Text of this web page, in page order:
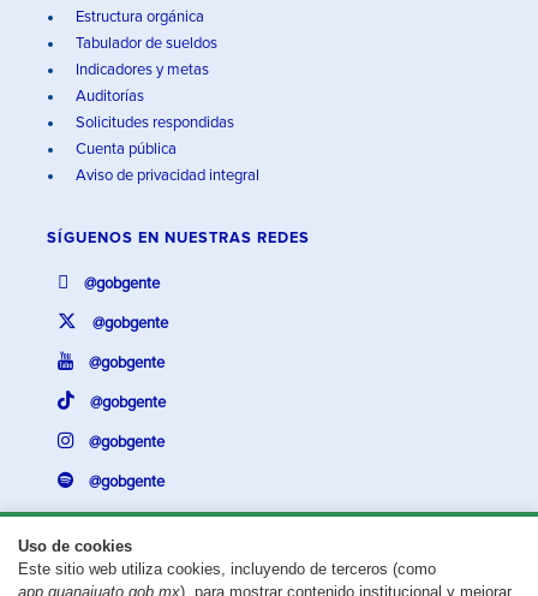
Uso de cookies
Este sitio web utiliza cookies, incluyendo de terceros (como
app.guanajuato.gob.mx), para mostrar contenido institucional y mejorar
Estructura orgánica
Tabulador de sueldos
Indicadores y metas
Auditorías
Solicitudes respondidas
Cuenta pública
Aviso de privacidad integral
SÍGUENOS EN NUESTRAS REDES
@gobgente
@gobgente
@gobgente
@gobgente
@gobgente
@gobgente
¿Existe algún problema con esta página?Repórtalo aquí.